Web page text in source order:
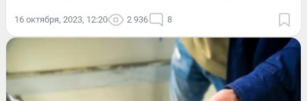
16 октября, 2023, 12:20 2 936 8